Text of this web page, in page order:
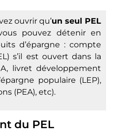
ouvrir qu’un seul PEL
pouvez détenir en
d’épargne : compte
s’il est ouvert dans la
livret développement
populaire (LEP),
(PEA), etc).
du PEL